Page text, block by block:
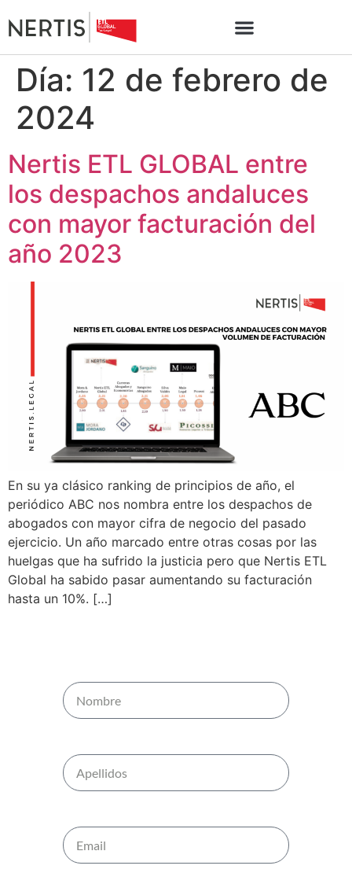
Día: 12 de febrero de
2024
Nertis ETL GLOBAL entre
los despachos andaluces
con mayor facturación del
año 2023
En su ya clásico ranking de principios de año, el
periódico ABC nos nombra entre los despachos de
abogados con mayor cifra de negocio del pasado
ejercicio. Un año marcado entre otras cosas por las
huelgas que ha sufrido la justicia pero que Nertis ETL
Global ha sabido pasar aumentando su facturación
hasta un 10%. […]